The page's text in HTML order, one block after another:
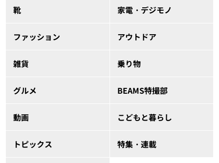
靴 家電・デジモノ
ファッション アウトドア
雑貨 乗り物
グルメ BEAMS特撮部
動画 こどもと暮らし
トピックス 特集・連載